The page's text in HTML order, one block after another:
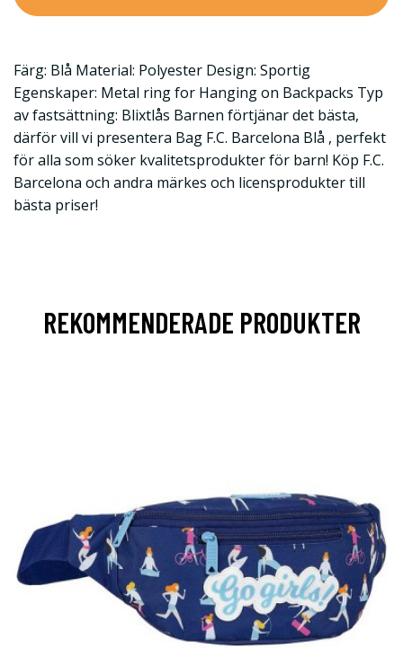
Färg: Blå Material: Polyester Design: Sportig
Egenskaper: Metal ring for Hanging on Backpacks Typ
av fastsättning: Blixtlås Barnen förtjänar det bästa,
därför vill vi presentera Bag F.C. Barcelona Blå , perfekt
för alla som söker kvalitetsprodukter för barn! Köp F.C.
Barcelona och andra märkes och licensprodukter till
bästa priser!
REKOMMENDERADE PRODUKTER